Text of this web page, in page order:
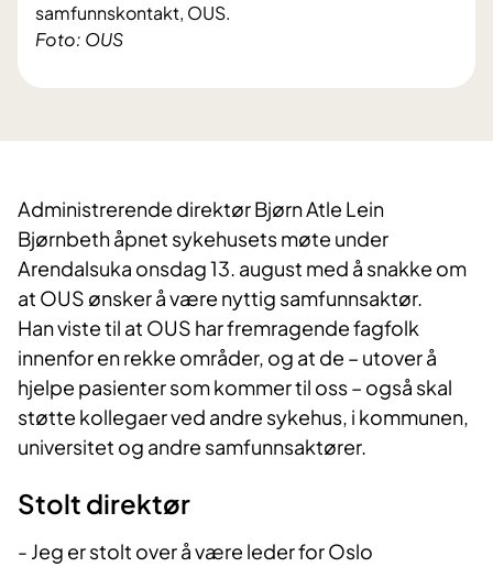
Foto: OUS
samfunnskontakt, OUS.
Administrerende direktør Bjørn Atle Lein
Bjørnbeth åpnet sykehusets møte under
Arendalsuka onsdag 13. august med å snakke om
at OUS ønsker å være nyttig samfunnsaktør.
Han viste til at OUS har fremragende fagfolk
innenfor en rekke områder, og at de – utover å
hjelpe pasienter som kommer til oss – også skal
støtte kollegaer ved andre sykehus, i kommunen,
universitet og andre samfunnsaktører.
Stolt direktør
- Jeg er stolt over å være leder for Oslo